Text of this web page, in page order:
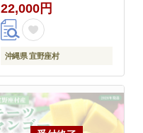
完熟 お気に入り 収穫
人気 甘味 フルーツ 沖
縄県 国産 食品 デザー
ト 産地直送 宜野座村
22,000円
沖縄県 宜野座村